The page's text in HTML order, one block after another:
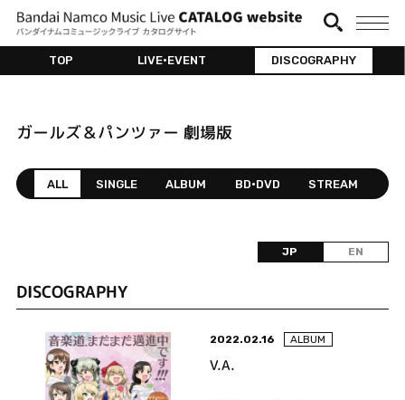
TOP LIVE•EVENT DISCOGRAPHY
ガールズ＆パンツァー 劇場版
ALL SINGLE ALBUM BD•DVD STREAM
JP EN
DISCOGRAPHY
2022.02.16 ALBUM
V.A.